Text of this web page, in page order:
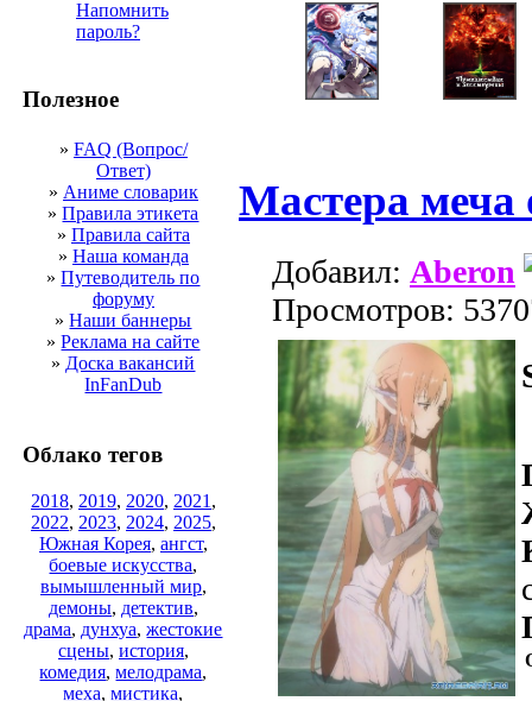
Напомнить
пароль?
Полезное
» FAQ (Вопрос/
Ответ)
» Аниме словарик
»Правила этикета
» Правила сайта
» Наша команда
»Путеводитель по
форуму
»Наши баннеры
»Реклама на сайте
» Доска вакансий
InFanDub
Облако тегов
2018, 2019, 2020, 2021 ,
2022, 2023, 2024, 2025,
Южная Корея, ангст,
боевые искусства,
вымышленный мир,
демоны, детектив,
драма, дунхуа,жестокие
сцены, история,
комедия,мелодрама,
меха,мистика,
Мастера
Добавил: Aberon
Просмотров: